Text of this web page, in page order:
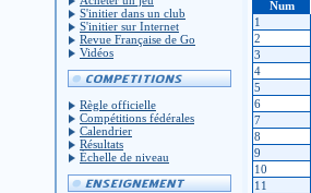
S'initier dans un club
S'initier sur Internet
Revue Française de Go
Vidéos
Règle officielle
Compétitions fédérales
Calendrier
Résultats
Échelle de niveau
Num
1
2
3
4
5
6
7
8
9
10
11